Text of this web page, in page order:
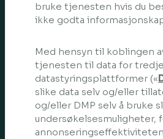
bruke tjenesten hvis du
ikke godta
Med hensyn til koblingen
tjenesten til data for
datastyringsplattformer («
slike data selv og/eller
og/eller DMP selv å bruke
undersøkelsesmuligheter,